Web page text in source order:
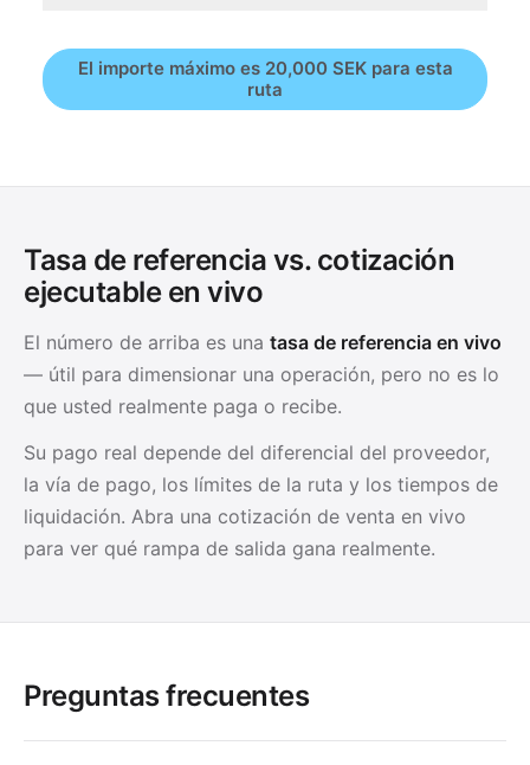
El importe máximo es 20,000 SEK para esta
ruta
Tasa de referencia vs. cotización
ejecutable en vivo
El número de arriba es una tasa de referencia en vivo
— útil para dimensionar una operación, pero no es lo
que usted realmente paga o recibe.
Su pago real depende del diferencial del proveedor,
la vía de pago, los límites de la ruta y los tiempos de
liquidación. Abra una cotización de venta en vivo
para ver qué rampa de salida gana realmente.
Preguntas frecuentes